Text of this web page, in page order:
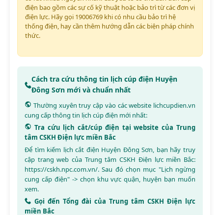
điện bao gồm các sự cố kỹ thuật hoặc bảo trì từ các đơn vị
điện lực. Hãy gọi 19006769 khi có nhu cầu bảo trì hệ
thống điện, hay cần thêm hướng dẫn các biện pháp chính
thức.
Cách tra cứu thông tin lịch cúp điện Huyện
Đông Sơn mới và chuẩn nhất
Thường xuyên truy cập vào các website lichcupdien.vn
cung cấp thông tin lịch cúp điện mới nhất:
Tra cứu lịch cắt/cúp điện tại website của Trung
tâm CSKH Điện lực miền Bắc
Để tìm kiếm lịch cắt điện Huyện Đông Sơn, bạn hãy truy
cập trang web của Trung tâm CSKH Điện lực miền Bắc:
https://cskh.npc.com.vn/. Sau đó chọn mục "Lịch ngừng
cung cấp điện" -> chọn khu vực quận, huyện bạn muốn
xem.
Gọi đến Tổng đài của Trung tâm CSKH Điện lực
miền Bắc